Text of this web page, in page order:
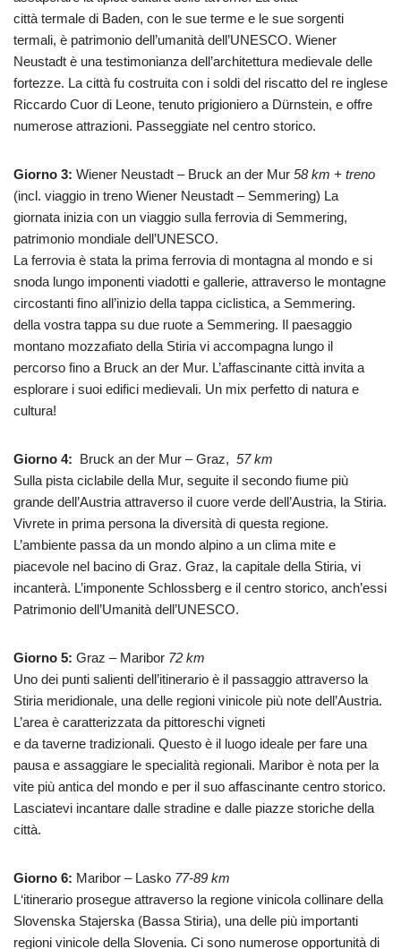
città termale di Baden, con le sue terme e le sue sorgenti
termali, è patrimonio dell’umanità dell’UNESCO. Wiener
Neustadt è una testimonianza dell’architettura medievale delle
fortezze. La città fu costruita con i soldi del riscatto del re inglese
Riccardo Cuor di Leone, tenuto prigioniero a Dürnstein, e offre
numerose attrazioni. Passeggiate nel centro storico.
Giorno 3: Wiener Neustadt – Bruck an der Mur 58 km + treno
(incl. viaggio in treno Wiener Neustadt – Semmering) La
giornata inizia con un viaggio sulla ferrovia di Semmering,
patrimonio mondiale dell’UNESCO.
La ferrovia è stata la prima ferrovia di montagna al mondo e si
snoda lungo imponenti viadotti e gallerie, attraverso le montagne
circostanti fino all’inizio della tappa ciclistica, a Semmering.
della vostra tappa su due ruote a Semmering. Il paesaggio
montano mozzafiato della Stiria vi accompagna lungo il
percorso fino a Bruck an der Mur. L’affascinante città invita a
esplorare i suoi edifici medievali. Un mix perfetto di natura e
cultura!
Giorno 4: Bruck an der Mur – Graz, 57 km
Sulla pista ciclabile della Mur, seguite il secondo fiume più
grande dell’Austria attraverso il cuore verde dell’Austria, la Stiria.
Vivrete in prima persona la diversità di questa regione.
L’ambiente passa da un mondo alpino a un clima mite e
piacevole nel bacino di Graz. Graz, la capitale della Stiria, vi
incanterà. L’imponente Schlossberg e il centro storico, anch’essi
Patrimonio dell’Umanità dell’UNESCO.
Giorno 5: Graz – Maribor 72 km
Uno dei punti salienti dell’itinerario è il passaggio attraverso la
Stiria meridionale, una delle regioni vinicole più note dell’Austria.
L’area è caratterizzata da pittoreschi vigneti
e da taverne tradizionali. Questo è il luogo ideale per fare una
pausa e assaggiare le specialità regionali. Maribor è nota per la
vite più antica del mondo e per il suo affascinante centro storico.
Lasciatevi incantare dalle stradine e dalle piazze storiche della
città.
Giorno 6: Maribor – Lasko 77-89 km
L‘itinerario prosegue attraverso la regione vinicola collinare della
Slovenska Stajerska (Bassa Stiria), una delle più importanti
regioni vinicole della Slovenia. Ci sono numerose opportunità di